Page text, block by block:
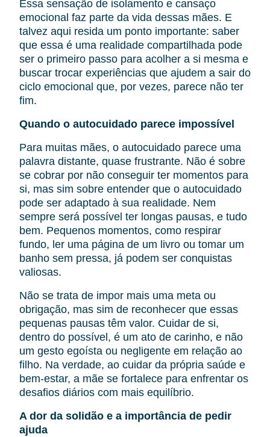
Essa sensação de isolamento e cansaço
emocional faz parte da vida dessas mães. E
talvez aqui resida um ponto importante: saber
que essa é uma realidade compartilhada pode
ser o primeiro passo para acolher a si mesma e
buscar trocar experiências que ajudem a sair do
ciclo emocional que, por vezes, parece não ter
fim.
Quando o autocuidado parece impossível
Para muitas mães, o autocuidado parece uma
palavra distante, quase frustrante. Não é sobre
se cobrar por não conseguir ter momentos para
si, mas sim sobre entender que o autocuidado
pode ser adaptado à sua realidade. Nem
sempre será possível ter longas pausas, e tudo
bem. Pequenos momentos, como respirar
fundo, ler uma página de um livro ou tomar um
banho sem pressa, já podem ser conquistas
valiosas.
Não se trata de impor mais uma meta ou
obrigação, mas sim de reconhecer que essas
pequenas pausas têm valor. Cuidar de si,
dentro do possível, é um ato de carinho, e não
um gesto egoísta ou negligente em relação ao
filho. Na verdade, ao cuidar da própria saúde e
bem-estar, a mãe se fortalece para enfrentar os
desafios diários com mais equilíbrio.
A dor da solidão e a importância de pedir
ajuda